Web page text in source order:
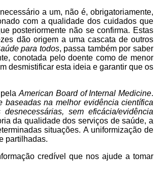
a um, não é, obrigatoriamente,
com a qualidade dos cuidados que
posteriormente não se confirma. Estas
dão origem a uma cascata de outros
para todos, passa também por saber
conotada pelo doente como de menor
desmistificar esta ideia e garantir que os
pelaAmerican Board of Internal Medicine.
baseadas na melhor evidência científica
sem eficácia/evidência
da qualidade dos serviços de saúde, a
situações. A uniformização de
partilhadas.
credível que nos ajude a tomar